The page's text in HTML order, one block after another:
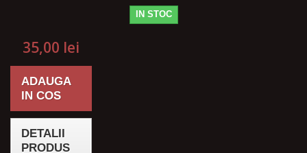
IN STOC
35,00 lei
ADAUGA
IN COS
DETALII
PRODUS